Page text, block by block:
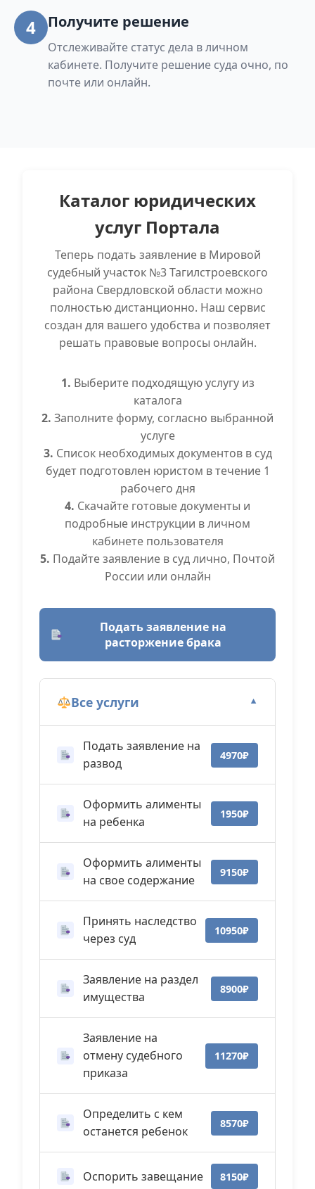
полностью.
4 Получите решение
Отслеживайте статус дела в личном
кабинете. Получите решение суда очно, по
почте или онлайн.
Каталог юридических
услуг Портала
Теперь подать заявление в Мировой
судебный участок №3 Тагилстроевского
района Свердловской области можно
полностью дистанционно. Наш сервис
создан для вашего удобства и позволяет
решать правовые вопросы онлайн.
1. Выберите подходящую услугу из
каталога
2. Заполните форму, согласно выбранной
услуге
3. Список необходимых документов в суд
будет подготовлен юристом в течение 1
рабочего дня
4. Скачайте готовые документы и
подробные инструкции в личном
кабинете пользователя
5. Подайте заявление в суд лично, Почтой
России или онлайн
Подать заявление на
расторжение брака
Все услуги ▼
Подать заявление на
развод
4970₽
Оформить алименты
на ребенка
1950₽
Оформить алименты
на свое содержание
9150₽
Принять наследство
через суд
10950₽
Заявление на раздел
имущества
8900₽
Заявление на
отмену судебного
приказа
11270₽
Определить с кем
останется ребенок
8570₽
Оспорить завещание 8150₽